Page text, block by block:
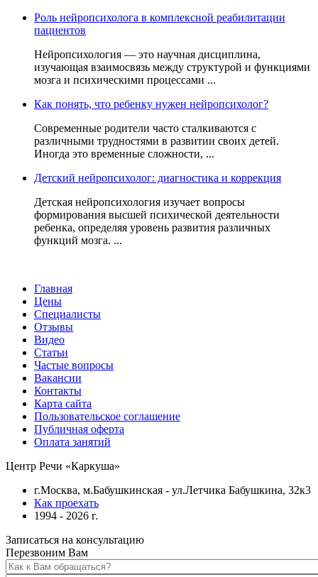
Роль нейропсихолога в комплексной реабилитации
пациентов
Нейропсихология — это научная дисциплина,
изучающая взаимосвязь между структурой и функциями
мозга и психическими процессами ...
Как понять, что ребенку нужен нейропсихолог?
Современные родители часто сталкиваются с
различными трудностями в развитии своих детей.
Иногда это временные сложности, ...
Детский нейропсихолог: диагностика и коррекция
Детская нейропсихология изучает вопросы
формирования высшей психической деятельности
ребенка, определяя уровень развития различных
функций мозга. ...
Главная
Цены
Специалисты
Отзывы
Видео
Статьи
Частые вопросы
Вакансии
Контакты
Карта сайта
Пользовательское соглашение
Публичная оферта
Оплата занятий
Центр Речи «Каркуша»
г.Москва, м.Бабушкинская - ул.Летчика Бабушкина, 32к3
Как проехать
1994 - 2026 г.
Записаться на консультацию
Перезвоним Вам